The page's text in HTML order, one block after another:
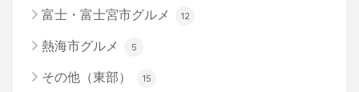
富士・富士宮市グルメ 12
熱海市グルメ 5
その他（東部） 15